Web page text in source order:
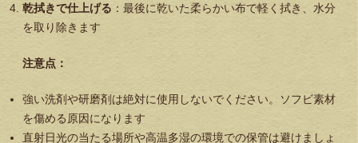
乾拭きで仕上げる ：最後に乾いた柔らかい布で軽く拭き、水分
を取り除きます
注意点：
強い洗剤や研磨剤は絶対に使用しないでください。ソフビ素材
を傷める原因になります
直射日光の当たる場所や高温多湿の環境での保管は避けましょ